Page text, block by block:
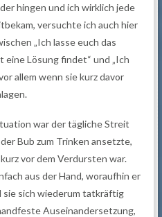
hingen und ich wirklich jede
versuchte ich auch hier
„Ich lasse euch das
eine Lösung findet“ und „Ich
allem wenn sie kurz davor
war der tägliche Streit
Bub zum Trinken ansetzte,
vor dem Verdursten war.
aus der Hand, woraufhin er
sie sich wiederum tatkräftig
Auseinandersetzung,